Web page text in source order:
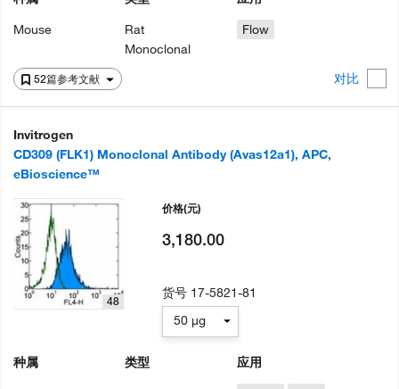
52篇参考文献 对比
Mouse
Rat
Monoclonal
Flow
Invitrogen
CD309 (FLK1) Monoclonal Antibody (Avas12a1), APC,
eBioscience™
48
种属
类型
应用
价格(元)
3,180.00
货号 17-5821-81
50 µg